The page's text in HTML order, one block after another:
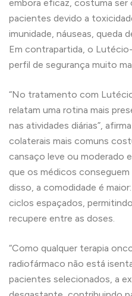
embora eficaz, costuma ser
pacientes devido a
imunidade, náuseas, queda
Em contrapartida, o
perfil de segurança muito
“No tratamento com
relatam uma rotina mais
nas atividades diárias”,
colaterais mais comuns
cansaço leve ou moderado
que os médicos conseguem
disso, a comodidade é
ciclos espaçados,
recupere entre as doses.
“Como qualquer terapia
radiofármaco não está
pacientes selecionados, a